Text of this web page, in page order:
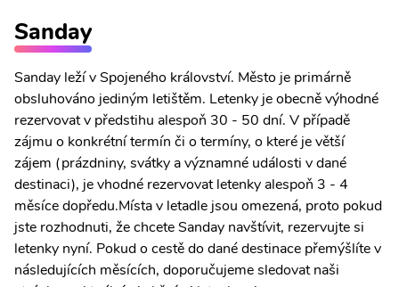
Sanday
Sanday leží v Spojeného království. Město je primárně
obsluhováno jediným letištěm. Letenky je obecně výhodné
rezervovat v předstihu alespoň 30 - 50 dní. V případě
zájmu o konkrétní termín či o termíny, o které je větší
zájem (prázdniny, svátky a významné události v dané
destinaci), je vhodné rezervovat letenky alespoň 3 - 4
měsíce dopředu.Místa v letadle jsou omezená, proto pokud
jste rozhodnuti, že chcete Sanday navštívit, rezervujte si
letenky nyní. Pokud o cestě do dané destinace přemýšlíte v
následujících měsících, doporučujeme sledovat naši